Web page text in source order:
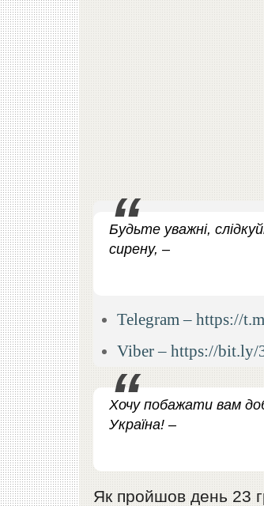
Будьте уважні,
сирену, –
Telegram – https://
Viber – https://bit.ly/
Хочу побажати вам
Україна! –
Як пройшов день 23